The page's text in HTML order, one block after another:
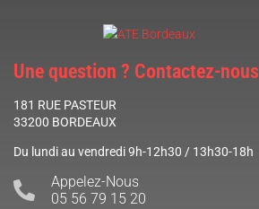
Une question ? Contactez-nous
181 RUE PASTEUR
33200 BORDEAUX
Du lundi au vendredi 9h-12h30 / 13h30-18h
Appelez-Nous
05 56 79 15 20